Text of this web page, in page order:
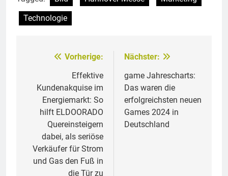
Technologie
Beitragsnavigation
Vorherige:
Effektive
Kundenakquise im
Energiemarkt: So
hilft ELDOORADO
Quereinsteigern
dabei, als seriöse
Verkäufer für Strom
und Gas den Fuß in
die Tür zu
Nächster:
game Jahrescharts:
Das waren die
erfolgreichsten neuen
Games 2024 in
Deutschland